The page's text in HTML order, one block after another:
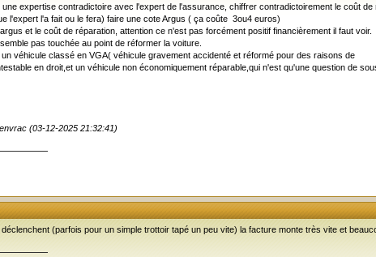
expertise contradictoire avec l'expert de l'assurance, chiffrer contradictoirement le coût de
l'expert l'a fait ou le fera) faire une cote Argus ( ça coûte 3ou4 euros)
et le coût de réparation, attention ce n'est pas forcément positif financièrement il faut voir.
pas touchée au point de réformer la voiture.
véhicule classé en VGA( véhicule gravement accidenté et réformé pour des raisons de
en droit,et un véhicule non économiquement réparable,qui n'est qu'une question de
(03-12-2025 21:32:41)
(parfois pour un simple trottoir tapé un peu vite) la facture monte très vite et